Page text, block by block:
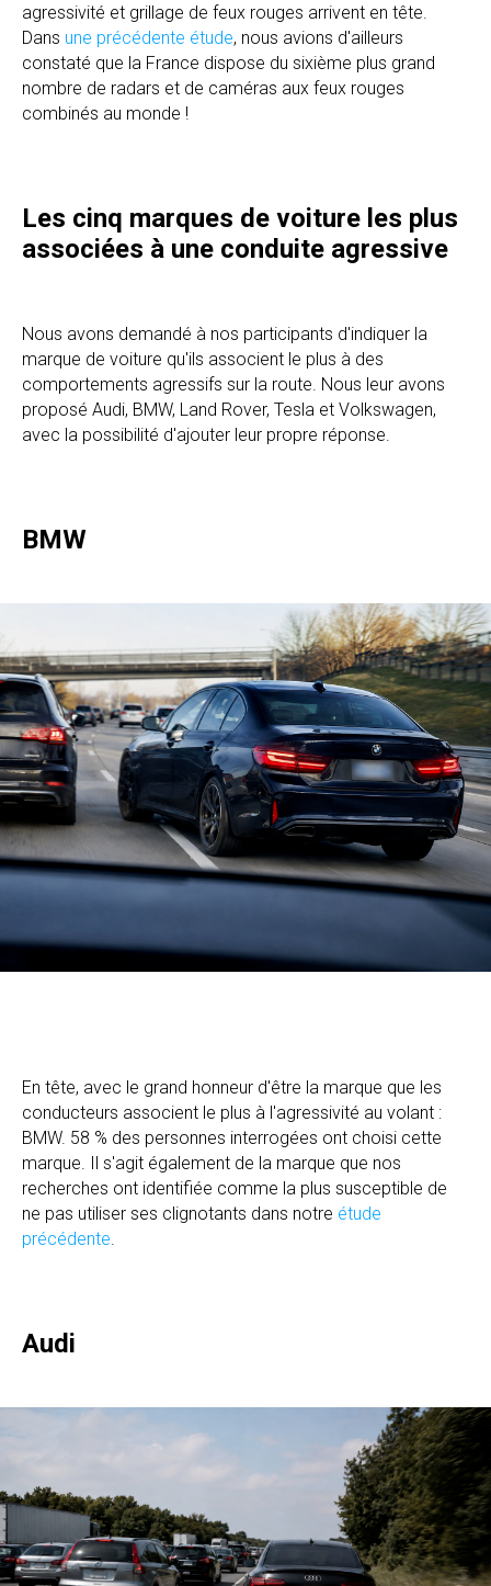
agressivité et grillage de feux rouges arrivent en tête.
Dans une précédente étude, nous avions d'ailleurs
constaté que la France dispose du sixième plus grand
nombre de radars et de caméras aux feux rouges
combinés au monde !
Les cinq marques de voiture les plus
associées à une conduite agressive
Nous avons demandé à nos participants d'indiquer la
marque de voiture qu'ils associent le plus à des
comportements agressifs sur la route. Nous leur avons
proposé Audi, BMW, Land Rover, Tesla et Volkswagen,
avec la possibilité d'ajouter leur propre réponse.
BMW
En tête, avec le grand honneur d'être la marque que les
conducteurs associent le plus à l'agressivité au volant :
BMW. 58 % des personnes interrogées ont choisi cette
marque. Il s'agit également de la marque que nos
recherches ont identifiée comme la plus susceptible de
ne pas utiliser ses clignotants dans notre étude
précédente
Audi